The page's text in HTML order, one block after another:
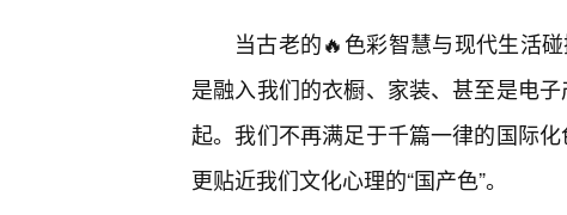
当古老的🔥色彩智慧与现代生活
是融入我们的衣橱、家装、甚至是电
起。我们不再满足于千篇一律的国际
更贴近我们文化心理的“国产色”。